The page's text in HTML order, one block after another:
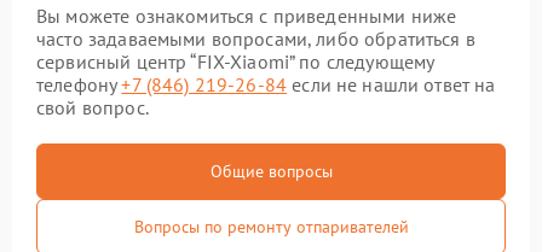
Вы можете ознакомиться с приведенными ниже
часто задаваемыми вопросами, либо обратиться в
сервисный центр “FIX-Xiaomi” по следующему
телефону+7 (846) 219-26-84 если не нашли ответ на
свой вопрос.
Общие вопросы
Вопросы по ремонту отпаривателей